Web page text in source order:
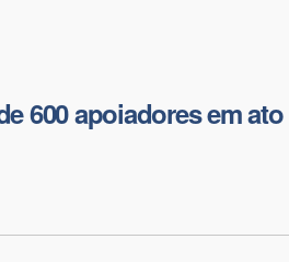
600 apoiadores em ato